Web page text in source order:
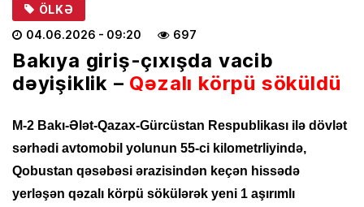
ÖLKƏ
04.06.2026 - 09:20 697
Bakıya giriş-çıxışda vacib
dəyişiklik – Qəzalı körpü söküldü
M-2 Bakı-Ələt-Qazax-Gürcüstan Respublikası ilə dövlət
sərhədi avtomobil yolunun 55-ci kilometrliyində,
Qobustan qəsəbəsi ərazisindən keçən hissədə
yerləşən qəzalı körpü sökülərək yeni 1 aşırımlı